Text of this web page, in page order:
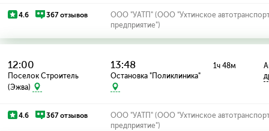
4.6 367 отзывов
ООО "УАТП" (ООО "Ухтинское
предприятие")
12:00
Поселок Строитель
(Эжва)
13:48
Остановка "Поликлиника"
1ч 48м
4.6 367 отзывов
ООО "УАТП" (ООО "Ухтинское
предприятие")